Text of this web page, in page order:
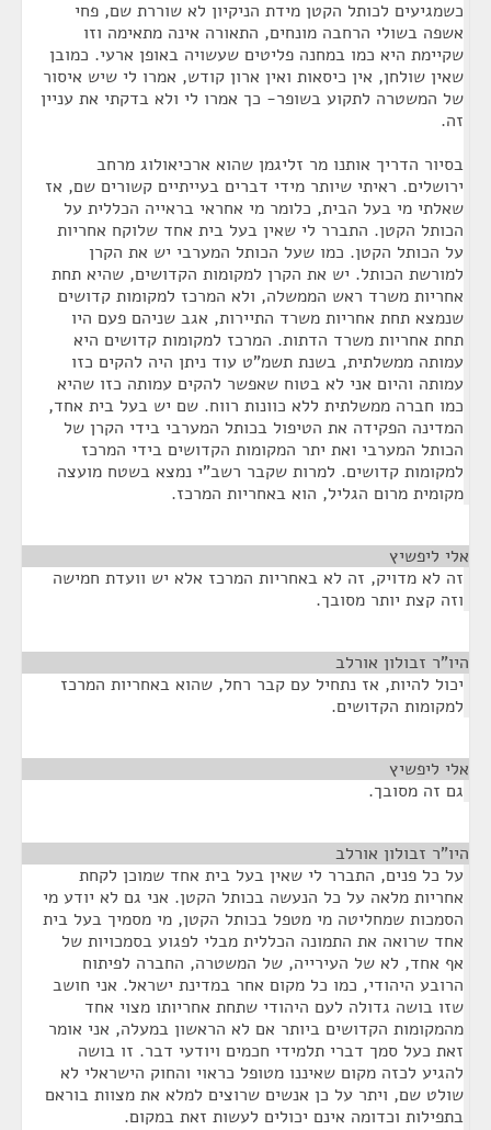
כשמגיעים לכותל הקטן מידת הניקיון לא שוררת שם, פחי
אשפה בשולי הרחבה מונחים, התאורה אינה מתאימה וזו
שקיימת היא כמו במחנה פליטים שעשויה באופן ארעי. כמובן
שאין שולחן, אין כיסאות ואין ארון קודש, אמרו לי שיש איסור
של המשטרה לתקוע בשופר- כך אמרו לי ולא בדקתי את עניין
זה.
בסיור הדריך אותנו מר זליגמן שהוא ארכיאולוג מרחב
ירושלים. ראיתי שיותר מידי דברים בעייתיים קשורים שם, אז
שאלתי מי בעל הבית, כלומר מי אחראי בראייה הכללית על
הכותל הקטן. התברר לי שאין בעל בית אחד שלוקח אחריות
על הכותל הקטן. כמו שעל הכותל המערבי יש את הקרן
למורשת הכותל. יש את הקרן למקומות הקדושים, שהיא תחת
אחריות משרד ראש הממשלה, ולא המרכז למקומות קדושים
שנמצא תחת אחריות משרד התיירות, אגב שניהם פעם היו
תחת אחריות משרד הדתות. המרכז למקומות קדושים היא
עמותה ממשלתית, בשנת תשמ"ט עוד ניתן היה להקים כזו
עמותה והיום אני לא בטוח שאפשר להקים עמותה כזו שהיא
כמו חברה ממשלתית ללא כוונות רווח. שם יש בעל בית אחד,
המדינה הפקידה את הטיפול בכותל המערבי בידי הקרן של
הכותל המערבי ואת יתר המקומות הקדושים בידי המרכז
למקומות קדושים. למרות שקבר רשב"י נמצא בשטח מועצה
מקומית מרום הגליל, הוא באחריות המרכז.
אלי ליפשיץ
זה לא מדויק, זה לא באחריות המרכז אלא יש וועדת חמישה
וזה קצת יותר מסובך.
היו"ר זבולון אורלב
יכול להיות, אז נתחיל עם קבר רחל, שהוא באחריות המרכז
למקומות הקדושים.
אלי ליפשיץ
גם זה מסובך.
היו"ר זבולון אורלב
על כל פנים, התברר לי שאין בעל בית אחד שמוכן לקחת
אחריות מלאה על כל הנעשה בכותל הקטן. אני גם לא יודע מי
הסמכות שמחליטה מי מטפל בכותל הקטן, מי מסמיך בעל בית
אחד שרואה את התמונה הכללית מבלי לפגוע בסמכויות של
אף אחד, לא של העירייה, של המשטרה, החברה לפיתוח
הרובע היהודי, כמו כל מקום אחר במדינת ישראל. אני חושב
שזו בושה גדולה לעם היהודי שתחת אחריותו מצוי אחד
מהמקומות הקדושים ביותר אם לא הראשון במעלה, אני אומר
זאת כעל סמך דברי תלמידי חכמים ויודעי דבר. זו בושה
להגיע לכזה מקום שאיננו מטופל כראוי והחוק הישראלי לא
שולט שם, ויתר על כן אנשים שרוצים למלא את מצוות בוראם
בתפילות וכדומה אינם יכולים לעשות זאת במקום.